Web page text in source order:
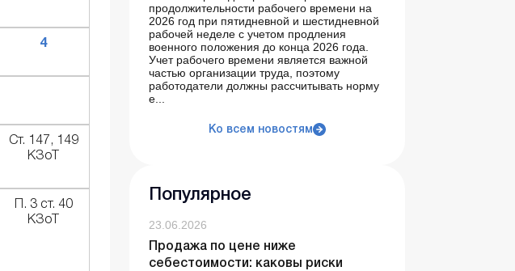
4
Ст. 147, 149
КЗоТ
П. 3 ст. 40
КЗоТ
продолжительности рабочего времени на
2026 год при пятидневной и шестидневной
рабочей неделе с учетом продления
военного положения до конца 2026 года.
Учет рабочего времени является важной
частью организации труда, поэтому
работодатели должны рассчитывать норму
е...
Ко всем новостям
Популярное
23.06.2026
Продажа по цене ниже
себестоимости: каковы риски